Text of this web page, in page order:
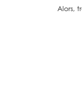
Alors,